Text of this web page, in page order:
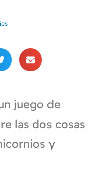
juego de
las dos cosas
y